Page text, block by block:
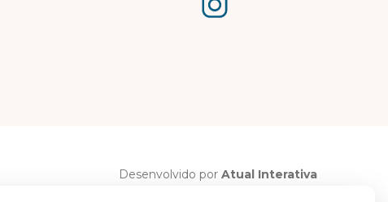
Desenvolvido por Atual Interativa